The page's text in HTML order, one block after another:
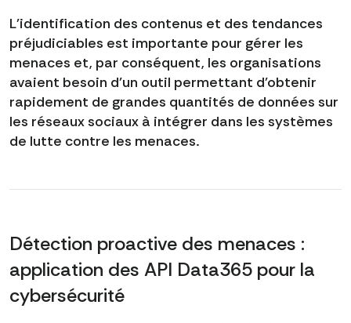
L'identification des contenus et des tendances
préjudiciables est importante pour gérer les
menaces et, par conséquent, les organisations
avaient besoin d'un outil permettant d'obtenir
rapidement de grandes quantités de données sur
les réseaux sociaux à intégrer dans les systèmes
de lutte contre les menaces.
Détection proactive des menaces :
application des API Data365 pour la
cybersécurité